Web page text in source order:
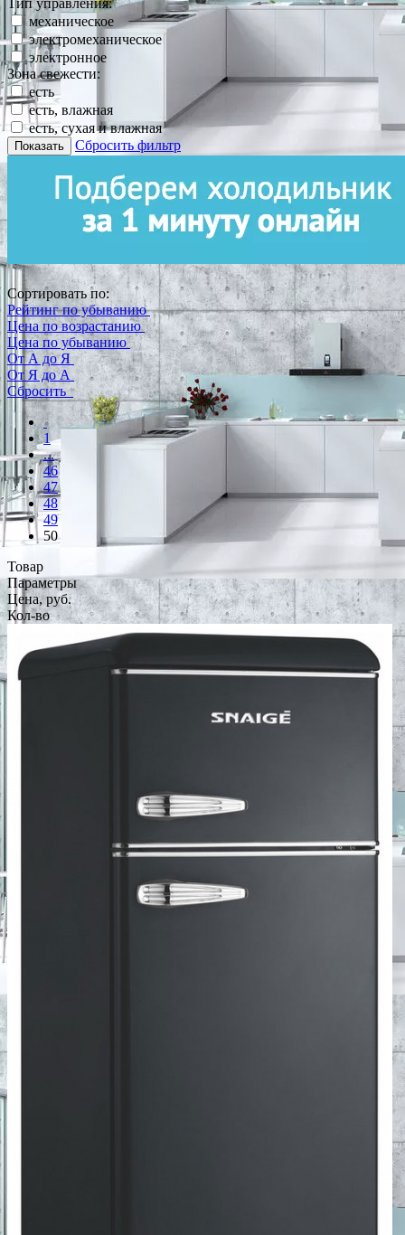
Тип управления:
механическое
электромеханическое
электронное
Зона свежести:
есть
есть, влажная
есть, сухая и влажная
Показать Сбросить фильтр
Сортировать по:
Рейтинг по убыванию
Цена по возрастанию
Цена по убыванию
От А до Я
От Я до А
Сбросить
1
...
46
47
48
49
50
Товар
Параметры
Цена, руб.
Кол-во